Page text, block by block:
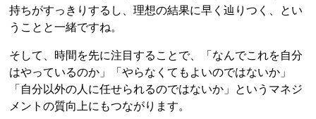
持ちがすっきりするし、理想の結果に早く辿りつく、とい
うことと一緒ですね。
そして、時間を先に注目することで、「なんでこれを自分
はやっているのか」「やらなくてもよいのではないか」
「自分以外の人に任せられるのではないか」というマネジ
メントの質向上にもつながります。